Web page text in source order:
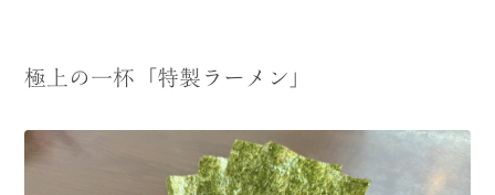
極上の一杯「特製ラーメン」